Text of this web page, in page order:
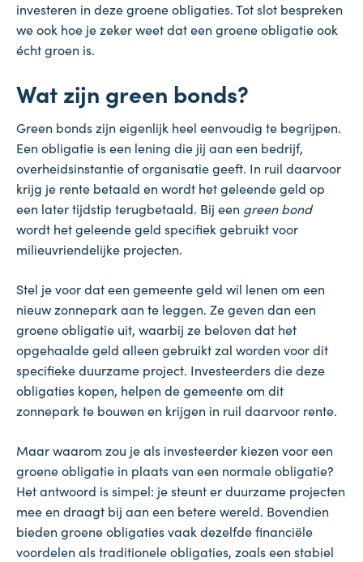
investeren in deze groene obligaties. Tot slot bespreken
we ook hoe je zeker weet dat een groene obligatie ook
écht groen is.
Wat zijn green bonds?
Green bonds zijn eigenlijk heel eenvoudig te begrijpen.
Een obligatie is een lening die jij aan een bedrijf,
overheidsinstantie of organisatie geeft. In ruil daarvoor
krijg je rente betaald en wordt het geleende geld op
een later tijdstip terugbetaald. Bij een green bond
wordt het geleende geld specifiek gebruikt voor
milieuvriendelijke projecten.
Stel je voor dat een gemeente geld wil lenen om een
nieuw zonnepark aan te leggen. Ze geven dan een
groene obligatie uit, waarbij ze beloven dat het
opgehaalde geld alleen gebruikt zal worden voor dit
specifieke duurzame project. Investeerders die deze
obligaties kopen, helpen de gemeente om dit
zonnepark te bouwen en krijgen in ruil daarvoor rente.
Maar waarom zou je als investeerder kiezen voor een
groene obligatie in plaats van een normale obligatie?
Het antwoord is simpel: je steunt er duurzame projecten
mee en draagt bij aan een betere wereld. Bovendien
bieden groene obligaties vaak dezelfde financiële
voordelen als traditionele obligaties, zoals een stabiel